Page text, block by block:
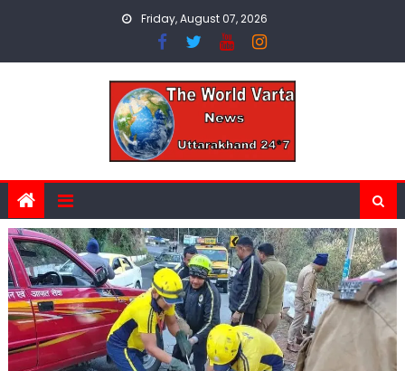
Friday, August 07, 2026